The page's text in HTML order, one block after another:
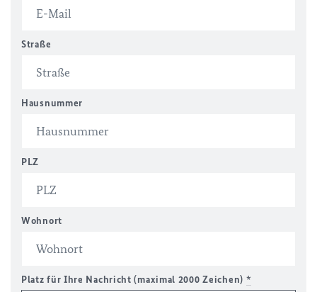
Straße
Hausnummer
PLZ
Wohnort
Platz für Ihre Nachricht (maximal 2000 Zeichen) *